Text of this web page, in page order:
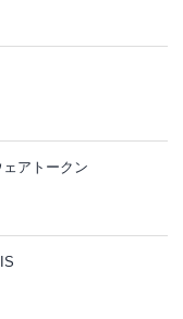
アトークン